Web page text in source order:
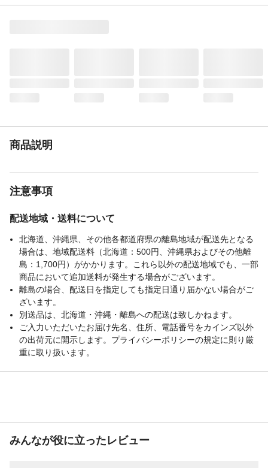
表地-布組成素材
ナイロン
使用上の注意
生産国
中国
商品説明
注意事項
配送地域・送料について
北海道、沖縄県、その他各都道府県の離島地域が配送先となる
場合は、地域配送料（北海道：500円、沖縄県およびその他離
島：1,700円）がかかります。これら以外の配送地域でも、一部
商品において追加送料が発生する場合がございます。
離島の場合、配送日を指定しても指定日通り届かない場合がご
ざいます。
別送品は、北海道・沖縄・離島への配送は致しかねます。
ご入力いただいたお届け先名、住所、電話番号をカインズ以外
の出荷元に開示します。プライバシーポリシーの規定に則り厳
重に取り扱います。
みんなが役に立ったレビュー